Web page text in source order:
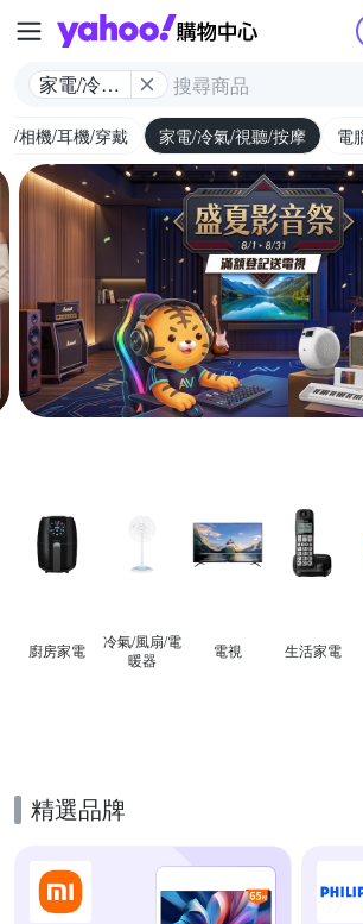
Yahoo購物
家電/冷氣/
/相機/耳機/穿戴 家電/冷氣/視聽/按摩 電
廚房家電
冷氣/風扇/電
暖器
電視 生活家電
精選品牌